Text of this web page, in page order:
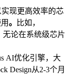
现更高效率的芯
。
比如，
无论在系统级芯片
AI优化引擎，大
Design从2-3个月